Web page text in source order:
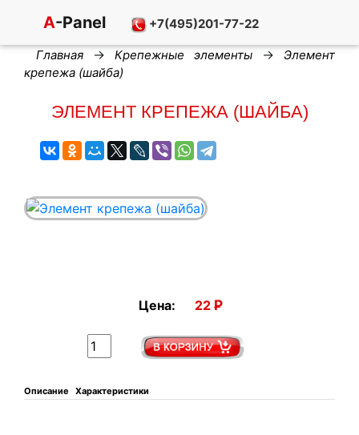
A-Panel +7(495)201-77-22
Главная →Крепежные элементы→Элемент
крепежа (шайба)
ЭЛЕМЕНТ КРЕПЕЖА (ШАЙБА)
Цена: 22 Р
Описание Характеристики